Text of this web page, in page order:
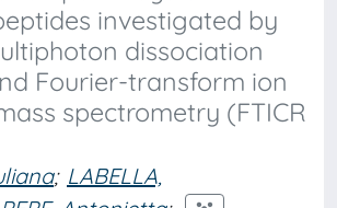
investigated by
dissociation
Fourier-transform ion
spectrometry (FTICR
; LABELLA,